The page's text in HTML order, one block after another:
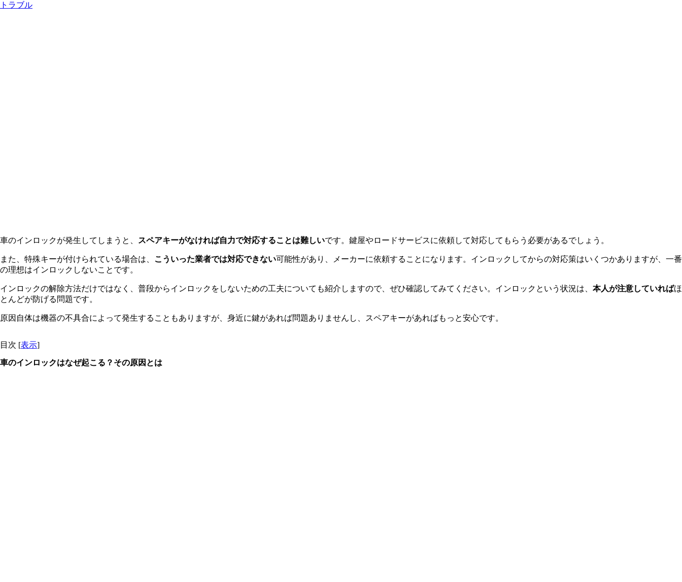
トラブル
車のインロックが発生してしまうと、 スペアキーがなければ自力で対応することは難しいです。鍵屋やロードサービスに依頼して対応してもらう必要があるでしょう。
また、特殊キーが付けられている場合は、 こういった業者では対応できない可能性があり、 メーカーに依頼することになります。インロックしてからの対応策はいくつかありますが、一番
の理想はインロックしないことです。
インロックの解除方法だけではなく、普段からインロックをしないための工夫についても紹介しますので、ぜひ確認してみてください。インロックという状況は、 本人が注意していればほ
とんどが防げる 問題です。
原因自体は機器の不具合によって発生することもありますが、身近に鍵があれば問題ありませんし、スペアキーがあればもっと安心です。
目次 [表示]
車のインロックはなぜ起こる？その原因とは